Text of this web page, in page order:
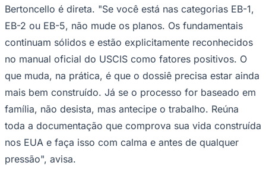
Fluminense
Bertoncello é direta. "Se você está nas categorias EB-1,
EB-2 ou EB-5, não mude os planos. Os fundamentais
continuam sólidos e estão explicitamente reconhecidos
no manual oficial do USCIS como fatores positivos. O
que muda, na prática, é que o dossiê precisa estar ainda
mais bem construído. Já se o processo for baseado em
família, não desista, mas antecipe o trabalho. Reúna
toda a documentação que comprova sua vida construída
nos EUA e faça isso com calma e antes de qualquer
pressão", avisa.